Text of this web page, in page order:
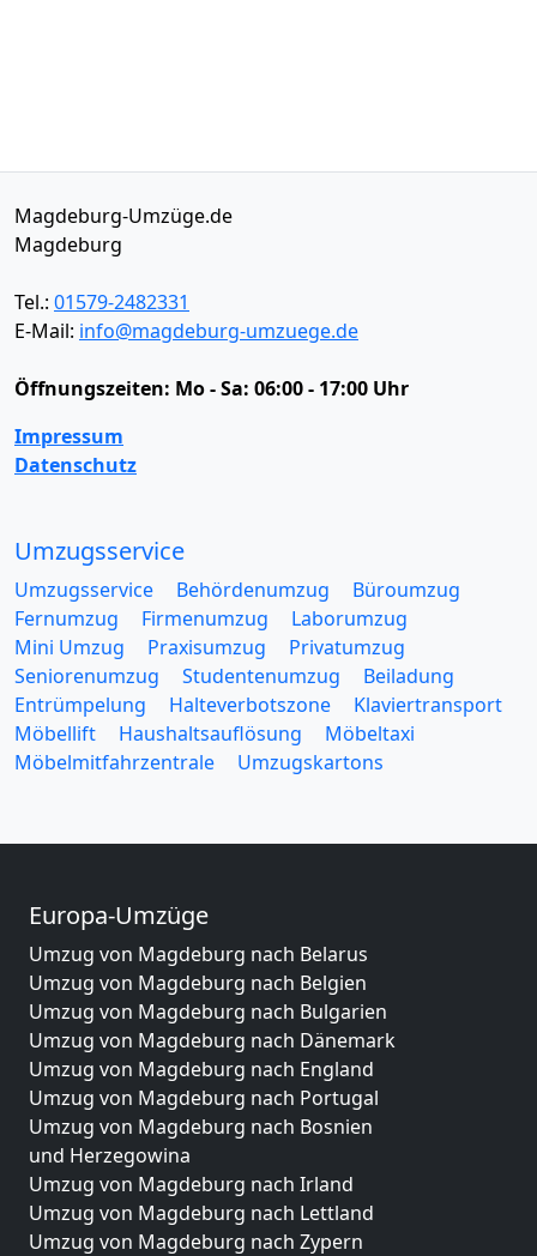
Magdeburg-Umzüge.de
Magdeburg
Tel.: 01579-2482331
E-Mail: info@magdeburg-umzuege.de
Öffnungszeiten: Mo - Sa: 06:00 - 17:00 Uhr
Impressum
Datenschutz
Umzugsservice
Umzugsservice Behördenumzug
Büroumzug
Fernumzug
Firmenumzug
Laborumzug
Mini Umzug
Praxisumzug
Privatumzug
Seniorenumzug
Studentenumzug
Beiladung
Entrümpelung
Halteverbotszone
Klaviertransport
Möbellift
Haushaltsauflösung
Möbeltaxi
Möbelmitfahrzentrale
Umzugskartons
Europa-Umzüge
Umzug von Magdeburg nach Belarus
Umzug von Magdeburg nach Belgien
Umzug von Magdeburg nach Bulgarien
Umzug von Magdeburg nach Dänemark
Umzug von Magdeburg nach England
Umzug von Magdeburg nach Portugal
Umzug von Magdeburg nach Bosnien
und Herzegowina
Umzug von Magdeburg nach Irland
Umzug von Magdeburg nach Lettland
Umzug von Magdeburg nach Zypern